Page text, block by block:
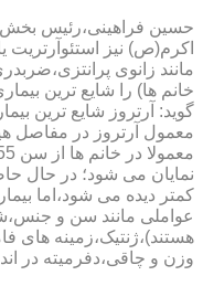
حسین فراهینی،رئیس بخش
اکرم(ص) نیز استئوآرتریت
مانند زانوی
خانم ها) را شایع ترین
گوید: آرتروز شایع ترین
معمول آرتروز در مفاصل
نمایان می شود؛ در حال
کمتر دیده می شود،اما
عواملی مانند سن و
هستند)،ژنتیک،زمینه های
وزن و چاقی،دفرمیته در